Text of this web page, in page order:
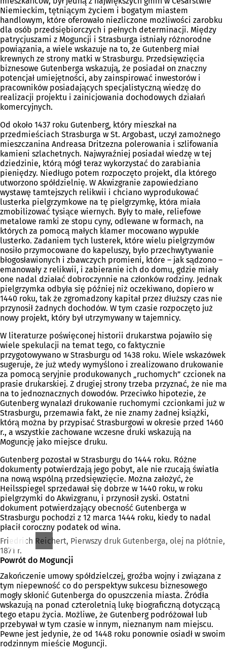
Niemieckim, tętniącym życiem i bogatym miastem
handlowym, które oferowało niezliczone możliwości zarobku
dla osób przedsiębiorczych i pełnych determinacji. Między
patrycjuszami z Moguncji i Strasburga istniały różnorodne
powiązania, a wiele wskazuje na to, że Gutenberg miał
krewnych ze strony matki w Strasburgu. Przedsięwzięcia
biznesowe Gutenberga wskazują, że posiadał on znaczny
potencjał umiejętności, aby zainspirować inwestorów i
pracowników posiadających specjalistyczną wiedzę do
realizacji projektu i zainicjowania dochodowych działań
komercyjnych.
Od około 1437 roku Gutenberg, który mieszkał na
przedmieściach Strasburga w St. Argobast, uczył zamożnego
mieszczanina Andreasa Dritzezna polerowania i szlifowania
kamieni szlachetnych. Najwyraźniej posiadał wiedzę w tej
dziedzinie, którą mógł teraz wykorzystać do zarabiania
pieniędzy. Niedługo potem rozpoczęto projekt, dla którego
utworzono spółdzielnię. W Akwizgranie zapowiedziano
wystawę tamtejszych relikwii i chciano wyprodukować
lusterka pielgrzymkowe na tę pielgrzymkę, która miała
zmobilizować tysiące wiernych. Były to małe, reliefowe
metalowe ramki ze stopu cyny, odlewane w formach, na
których za pomocą małych klamer mocowano wypukłe
lusterko. Zadaniem tych lusterek, które wielu pielgrzymów
nosiło przymocowane do kapeluszy, było przechwytywanie
błogosławionych i zbawczych promieni, które – jak sądzono –
emanowały z relikwii, i zabieranie ich do domu, gdzie miały
one nadal działać dobroczynnie na członków rodziny. Jednak
pielgrzymka odbyła się później niż oczekiwano, dopiero w
1440 roku, tak że zgromadzony kapitał przez dłuższy czas nie
przynosił żadnych dochodów. W tym czasie rozpoczęto już
nowy projekt, który był utrzymywany w tajemnicy.
W literaturze poświęconej historii drukarstwa pojawiło się
wiele spekulacji na temat tego, co faktycznie
przygotowywano w Strasburgu od 1438 roku. Wiele wskazówek
sugeruje, że już wtedy wymyślono i zrealizowano drukowanie
za pomocą seryjnie produkowanych „ruchomych” czcionek na
prasie drukarskiej. Z drugiej strony trzeba przyznać, że nie ma
na to jednoznacznych dowodów. Przeciwko hipotezie, że
Gutenberg wynalazł drukowanie ruchomymi czcionkami już w
Strasburgu, przemawia fakt, że nie znamy żadnej książki,
którą można by przypisać Strasburgowi w okresie przed 1460
r., a wszystkie zachowane wczesne druki wskazują na
Moguncję jako miejsce druku.
Gutenberg pozostał w Strasburgu do 1444 roku. Różne
dokumenty potwierdzają jego pobyt, ale nie rzucają światła
na nową wspólną przedsięwzięcie. Można założyć, że
Heilsspiegel sprzedawał się dobrze w 1440 roku, w roku
pielgrzymki do Akwizgranu, i przynosił zyski. Ostatni
dokument potwierdzający obecność Gutenberga w
Strasburgu pochodzi z 12 marca 1444 roku, kiedy to nadal
płacił coroczny podatek od wina.
Friedrich Reichert, Pierwszy druk Gutenberga, olej na płótnie,
1871 r.
Powrót do Moguncji
Zakończenie umowy spółdzielczej, groźba wojny i związana z
tym niepewność co do perspektyw sukcesu biznesowego
mogły skłonić Gutenberga do opuszczenia miasta. Źródła
wskazują na ponad czteroletnią lukę biograficzną dotyczącą
tego etapu życia. Możliwe, że Gutenberg podróżował lub
przebywał w tym czasie w innym, nieznanym nam miejscu.
Pewne jest jedynie, że od 1448 roku ponownie osiadł w swoim
rodzinnym mieście Moguncji.